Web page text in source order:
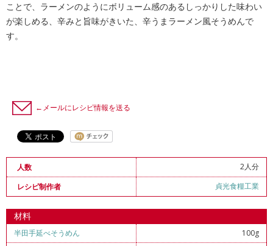
ことで、ラーメンのようにボリューム感のあるしっかりした味わい
が楽しめる、辛みと旨味がきいた、辛うまラーメン風そうめんで
す。
←メールにレシピ情報を送る
人数
2人分
レシピ制作者
貞光食糧工業
材料
半田手延べそうめん
100g